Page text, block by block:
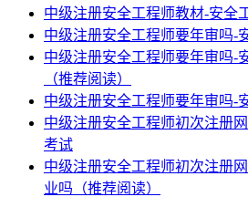
中级注册安全工程师教材-安全
中级注册安全工程师要年审吗-
中级注册安全工程师要年审吗-
（推荐阅读）
中级注册安全工程师要年审吗-
中级注册安全工程师初次注册
考试
中级注册安全工程师初次注册
业吗（推荐阅读）